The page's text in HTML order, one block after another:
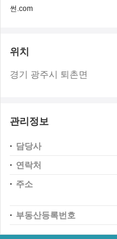
썬.com
위치
경기 광주시 퇴촌면
관리정보
담당사
연락처
주소
부동산등록번호